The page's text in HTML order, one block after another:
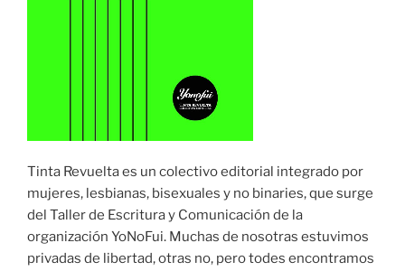
Tinta Revuelta es un colectivo editorial integrado por
mujeres, lesbianas, bisexuales y no binaries, que surge
del Taller de Escritura y Comunicación de la
organización YoNoFui. Muchas de nosotras estuvimos
privadas de libertad, otras no, pero todes encontramos